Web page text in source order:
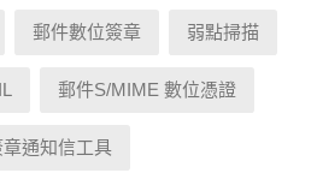
郵件數位簽章 弱點掃描
郵件S/MIME 數位憑證
通知信工具